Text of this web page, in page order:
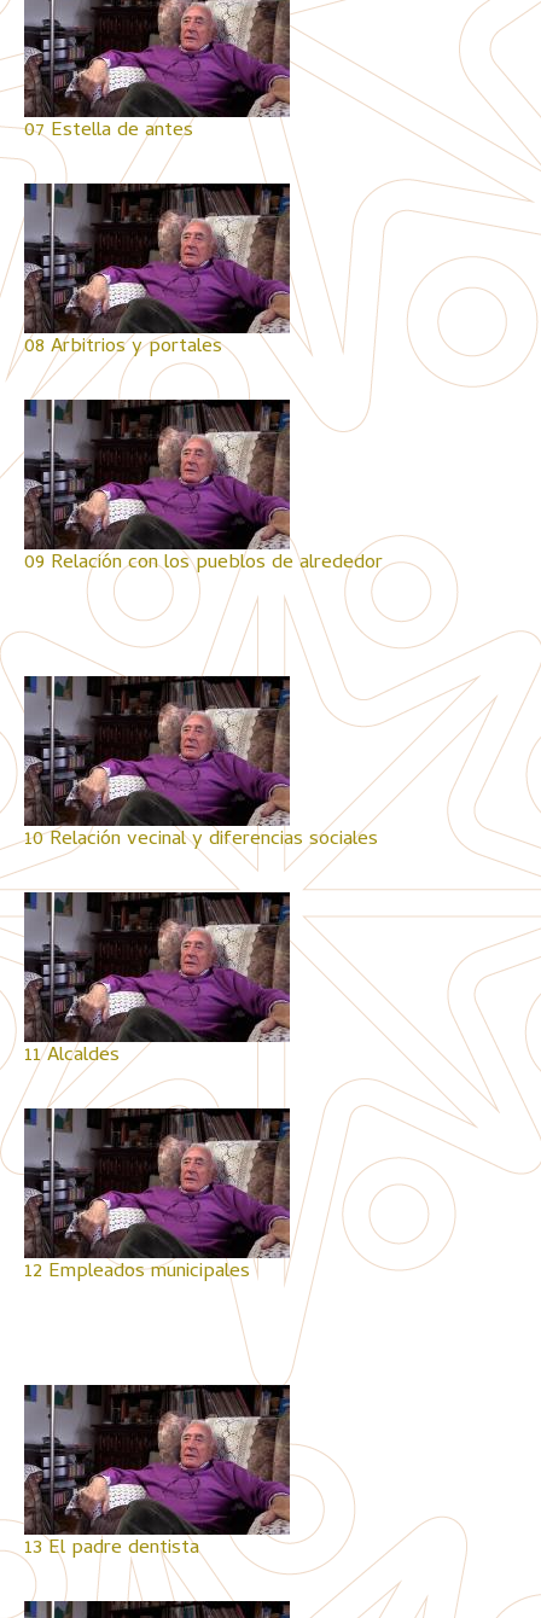
07 Estella de antes
08 Arbitrios y portales
09 Relación con los pueblos de alrededor
10 Relación vecinal y diferencias sociales
11 Alcaldes
12 Empleados municipales
13 El padre dentista